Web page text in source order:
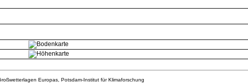
Europas, Potsdam-Institut für Klimaforschung